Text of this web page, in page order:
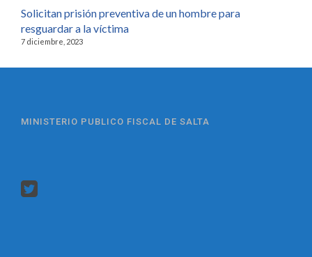
Solicitan prisión preventiva de un hombre para
resguardar a la víctima
7 diciembre, 2023
MINISTERIO PUBLICO FISCAL DE SALTA